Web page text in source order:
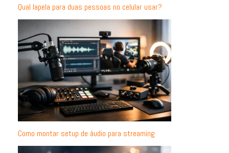
Qual lapela para duas pessoas no celular usar?
Como montar setup de áudio para streaming